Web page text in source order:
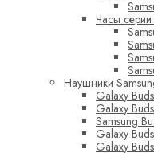
Часы
Наушники
Galaxy
Galaxy
Samsung
Galaxy
Galaxy